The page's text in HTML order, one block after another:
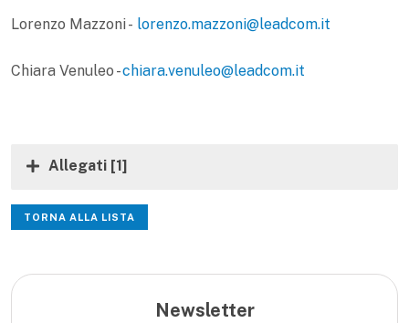
Lorenzo Mazzoni - lorenzo.mazzoni@leadcom.it
Chiara Venuleo -chiara.venuleo@leadcom.it
Allegati [1]
TORNA ALLA LISTA
Newsletter